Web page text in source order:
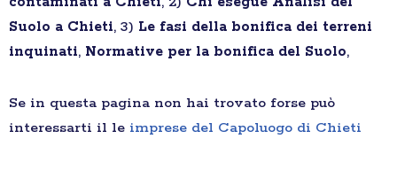
Suolo a Chieti, 3) Le fasi della bonifica dei terreni
inquinati, Normative per la bonifica del Suolo,
Se in questa pagina non hai trovato forse può
interessarti il le imprese del Capoluogo di Chieti